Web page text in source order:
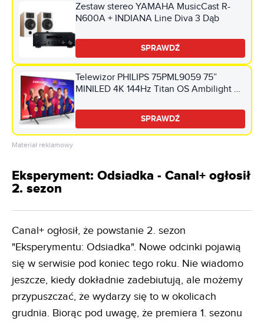
Zestaw stereo YAMAHA MusicCast R-
N600A + INDIANA Line Diva 3 Dąb
SPRAWDŹ
Telewizor PHILIPS 75PML9059 75”
MINILED 4K 144Hz Titan OS Ambilight 3
SPRAWDŹ
Materiał reklamowy
Eksperyment: Odsiadka - Canal+ ogłosił
2. sezon
Canal+ ogłosił, że powstanie 2. sezon
"Eksperymentu: Odsiadka". Nowe odcinki pojawią
się w serwisie pod koniec tego roku. Nie wiadomo
jeszcze, kiedy dokładnie zadebiutują, ale możemy
przypuszczać, że wydarzy się to w okolicach
grudnia. Biorąc pod uwagę, że premiera 1. sezonu